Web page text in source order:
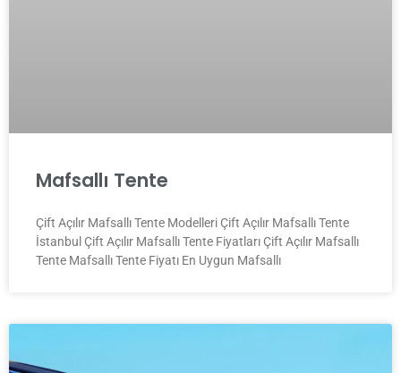
Mafsallı Tente
Çift Açılır Mafsallı Tente Modelleri Çift Açılır Mafsallı Tente
İstanbul Çift Açılır Mafsallı Tente Fiyatları Çift Açılır Mafsallı
Tente Mafsallı Tente Fiyatı En Uygun Mafsallı